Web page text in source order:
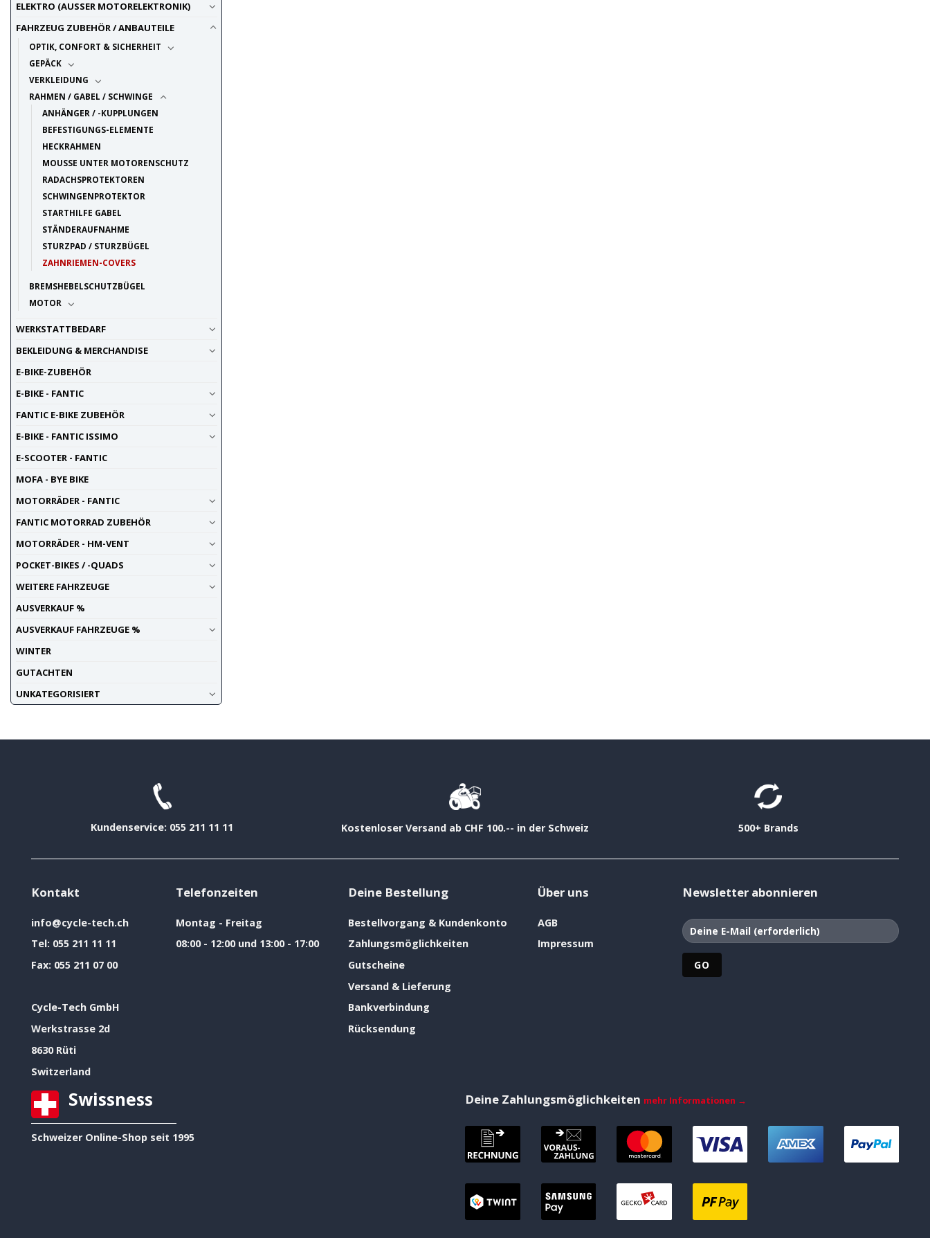
ELEKTRO (AUSSER MOTORELEKTRONIK)
FAHRZEUG ZUBEHÖR / ANBAUTEILE
OPTIK, CONFORT & SICHERHEIT
GEPÄCK
VERKLEIDUNG
RAHMEN / GABEL / SCHWINGE
ANHÄNGER / -KUPPLUNGEN
BEFESTIGUNGS-ELEMENTE
HECKRAHMEN
MOUSSE UNTER MOTORENSCHUTZ
RADACHSPROTEKTOREN
SCHWINGENPROTEKTOR
STARTHILFE GABEL
STÄNDERAUFNAHME
STURZPAD / STURZBÜGEL
ZAHNRIEMEN-COVERS
BREMSHEBELSCHUTZBÜGEL
MOTOR
WERKSTATTBEDARF
BEKLEIDUNG & MERCHANDISE
E-BIKE-ZUBEHÖR
E-BIKE - FANTIC
FANTIC E-BIKE ZUBEHÖR
E-BIKE - FANTIC ISSIMO
E-SCOOTER - FANTIC
MOFA - BYE BIKE
MOTORRÄDER - FANTIC
FANTIC MOTORRAD ZUBEHÖR
MOTORRÄDER - HM-VENT
POCKET-BIKES / -QUADS
WEITERE FAHRZEUGE
AUSVERKAUF %
AUSVERKAUF FAHRZEUGE %
WINTER
GUTACHTEN
UNKATEGORISIERT
Kundenservice: 055 211 11 11 Kostenloser Versand ab CHF 100.-- in der Schweiz 500+ Brands
Kontakt
info@cycle-tech.ch
Tel: 055 211 11 11
Fax: 055 211 07 00
Cycle-Tech GmbH
Werkstrasse 2d
8630 Rüti
Switzerland
Telefonzeiten
Montag - Freitag
08:00 - 12:00 und 13:00 - 17:00
Deine Bestellung
Bestellvorgang & Kundenkonto
Zahlungsmöglichkeiten
Gutscheine
Versand & Lieferung
Bankverbindung
Rücksendung
Über uns
AGB
Impressum
Newsletter abonnieren
Swissness
Schweizer Online-Shop seit 1995
Deine Zahlungsmöglichkeiten mehr Informationen →